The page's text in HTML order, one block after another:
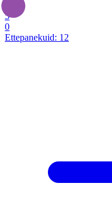
5
0
Ettepanekuid: 12